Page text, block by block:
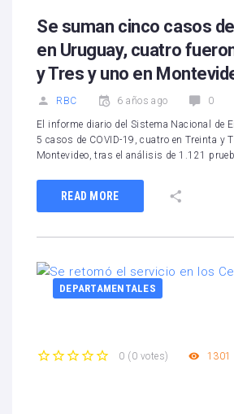
Se suman cinco casos
en Uruguay, cuatro
y Tres y uno en
RBC 6 años ago 0
El informe diario del Sistema Nacional de
5 casos de COVID-19, cuatro en Treinta y
Montevideo, tras el análisis de 1.121
READ MORE
DEPARTAMENTALES
0 ( 0 votes) 1301